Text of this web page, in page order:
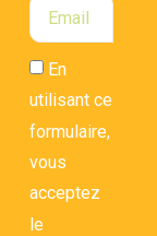
En
utilisant ce
formulaire,
vous
acceptez
le